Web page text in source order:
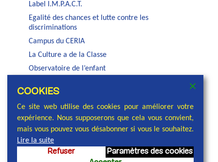
Label I.M.P.A.C.T.
Egalité des chances et lutte contre les
discriminations
Campus du CERIA
La Culture a de la Classe
Observatoire de l’enfant
Service PSE de la COCOF
© 2026 Commission communautaire française,
COOKIES
Ce site web utilise des cookies pour améliorer votre
expérience. Nous supposerons que cela vous convient,
mais vous pouvez vous désabonner si vous le souhaitez.
Lire la suite
Refuser
Paramètres des cookies